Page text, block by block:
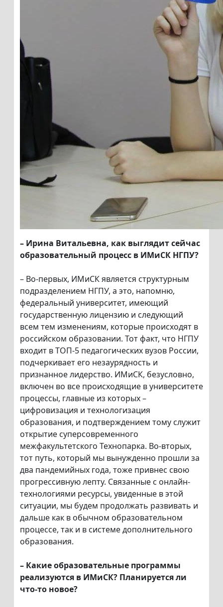
– Ирина Витальевна, как выглядит сейчас
образовательный процесс в ИМиСК НГПУ?
– Во-первых, ИМиСК является структурным
подразделением НГПУ, а это, напомню,
федеральный университет, имеющий
государственную лицензию и следующий
всем тем изменениям, которые происходят в
российском образовании. Тот факт, что НГПУ
входит в ТОП-5 педагогических вузов России,
подчеркивает его незаурядность и
признанное лидерство. ИМиСК, безусловно,
включен во все происходящие в университете
процессы, главные из которых –
цифровизация и технологизация
образования, и подтверждением тому служит
открытие суперсовременного
межфакультетского Технопарка. Во-вторых,
тот путь, который мы вынужденно прошли за
два пандемийных года, тоже привнес свою
прогрессивную лепту. Связанные с онлайн-
технологиями ресурсы, увиденные в этой
ситуации, мы будем продолжать развивать и
дальше как в обычном образовательном
процессе, так и в системе дополнительного
образования.
– Какие образовательные программы
реализуются в ИМиСК? Планируется ли
что-то новое?